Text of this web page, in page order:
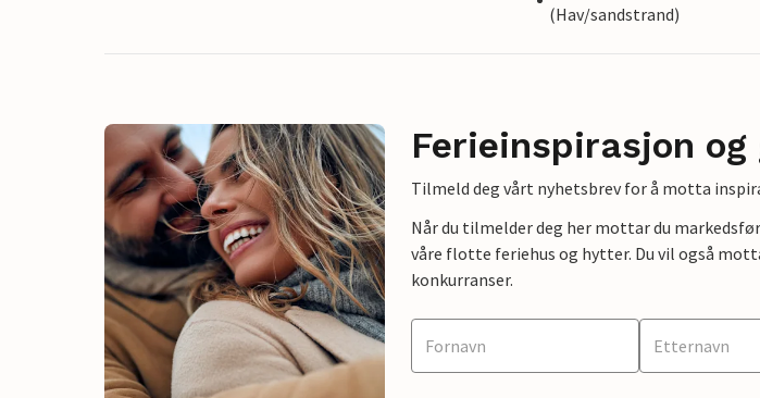
(Hav/sandstrand)
Ferieinspirasjon
Tilmeld deg vårt nyhetsbrev for å motta
Når du tilmelder deg her mottar du
våre flotte feriehus og hytter. Du vil også
konkurranser.